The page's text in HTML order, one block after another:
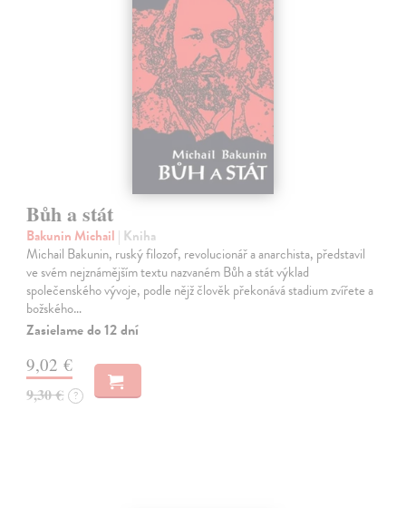
Bůh a stát
Bakunin Michail | Kniha
Michail Bakunin, ruský filozof, revolucionář a anarchista, představil
ve svém nejznámějším textu nazvaném Bůh a stát výklad
společenského vývoje, podle nějž člověk překonává stadium zvířete a
božského…
Zasielame do 12 dní
9,02 €
9,30 € ?